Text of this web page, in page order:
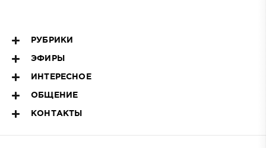
РУБРИКИ
ЭФИРЫ
ИНТЕРЕСНОЕ
ОБЩЕНИЕ
КОНТАКТЫ